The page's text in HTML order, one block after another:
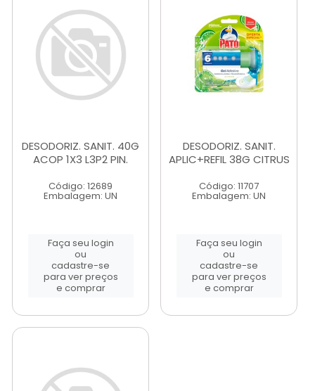
DESODORIZ. SANIT. 40G
ACOP 1X3 L3P2 PIN.
Código: 12689
Embalagem: UN
Faça seu login
ou
cadastre-se
para ver preços
e comprar
DESODORIZ. SANIT.
APLIC+REFIL 38G CITRUS
Código: 11707
Embalagem: UN
Faça seu login
ou
cadastre-se
para ver preços
e comprar